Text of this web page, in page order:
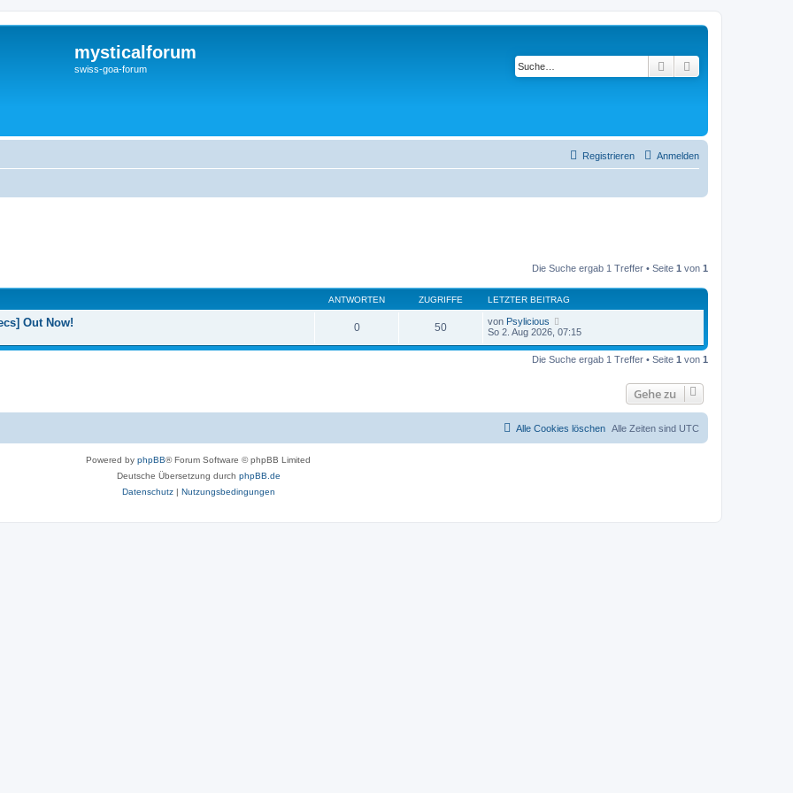
mysticalforum
swiss-goa-forum Suche
Anmelden
Registrieren
Die Suche ergab 1 Treffer • Seite 1 von 1
ANTWORTEN ZUGRIFFE LETZTER BEITRAG
Out Now! 0 50 von Psylicious
So 2. Aug 2026, 07:15
Die Suche ergab 1 Treffer • Seite 1 von 1
Gehe zu
Alle Zeiten sind UTC
Alle Cookies löschen
Powered by phpBB® Forum Software © phpBB Limited
Deutsche Übersetzung durch phpBB.de
Datenschutz| Nutzungsbedingungen